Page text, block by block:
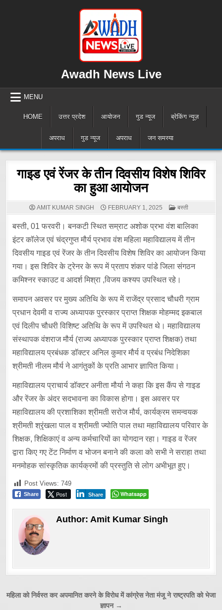
Awadh News Live
MENU
HOME उत्तर प्रदेश आयोजन गुड न्यूज ब्रेकिंग न्यूज़
अपराध गुड न्यूज अपराध जन समस्या
गाइड एवं रेंजर के तीन दिवसीय विशेष शिविर
का हुआ आयोजन
AMIT KUMAR SINGH FEBRUARY 1, 2025
POSTED
IN
बस्ती
बस्ती, 01 फरवरी। बनकटी स्थित सम्राट अशोक प्रभा वंश बालिका
इंटर कॉलेज एवं चंद्रगुप्त मौर्य प्रभाव वंश महिला महाविद्यालय में तीन
दिवसीय गाइड एवं रेंजर के तीन दिवसीय विशेष शिविर का आयोजन किया
गया। इस शिविर के ट्रेनर के रूप में प्रताप शंकर पांडे जिला संगठन
कमिश्नर स्काउट व आदर्श मिश्रा ,विजय कश्यप उपस्थित रहे।
समापन अवसर पर मुख्य अतिथि के रूप में राजेंद्र प्रसाद चौधरी ग्राम
प्रधान देवमी व राज्य अध्यापक पुरस्कार प्राप्त शिक्षक मोहम्मद इकबाल
एवं दिलीप चौधरी विशिष्ट अतिथि के रूप में उपस्थित थे। महाविद्यालय
संस्थापक वंशराज मौर्य (राज्य अध्यापक पुरस्कार प्राप्त शिक्षक) तथा
महाविद्यालय प्रबंधक डॉक्टर अनिल कुमार मौर्य व प्रबंध निदेशिका
श्रीमती नीलम मौर्य ने आगंतुकों के प्रति आभार ज्ञापित किया।
महाविद्यालय प्राचार्य डॉक्टर अनीता मौर्या ने कहा कि इस कैंप से गाइड
और रेंजर के अंदर सदभावना का विकास होगा। इस अवसर पर
महाविद्यालय की प्रशाशिका श्रीमती सरोज मौर्य, कार्यक्रम समन्वयक
श्रीमती श्रृंखला पाल व श्रीमती ज्योति पाल तथा महाविद्यालय परिवार के
शिक्षक, शिक्षिकाएं व अन्य कर्मचारियों का योगदान रहा। गाइड व रेंजर
द्वारा किए गए टेंट निर्माण व भोजन बनाने की कला को सभी ने सराहा तथा
मनमोहक सांस्कृतिक कार्यक्रमों की प्रस्तुति से लोग अभीभूत हुए।
Post Views: 749
Share Post Share Whatsapp
Author:Amit Kumar Singh
Post
महिला को निर्वस्त कर अपमानित करने के विरोध में कांग्रेस नेता मंजू ने राष्ट्रपति को भेजा
ज्ञापन →